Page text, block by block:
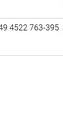
4522 763-395